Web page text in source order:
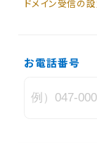
ドメイン受信の
お電話番号